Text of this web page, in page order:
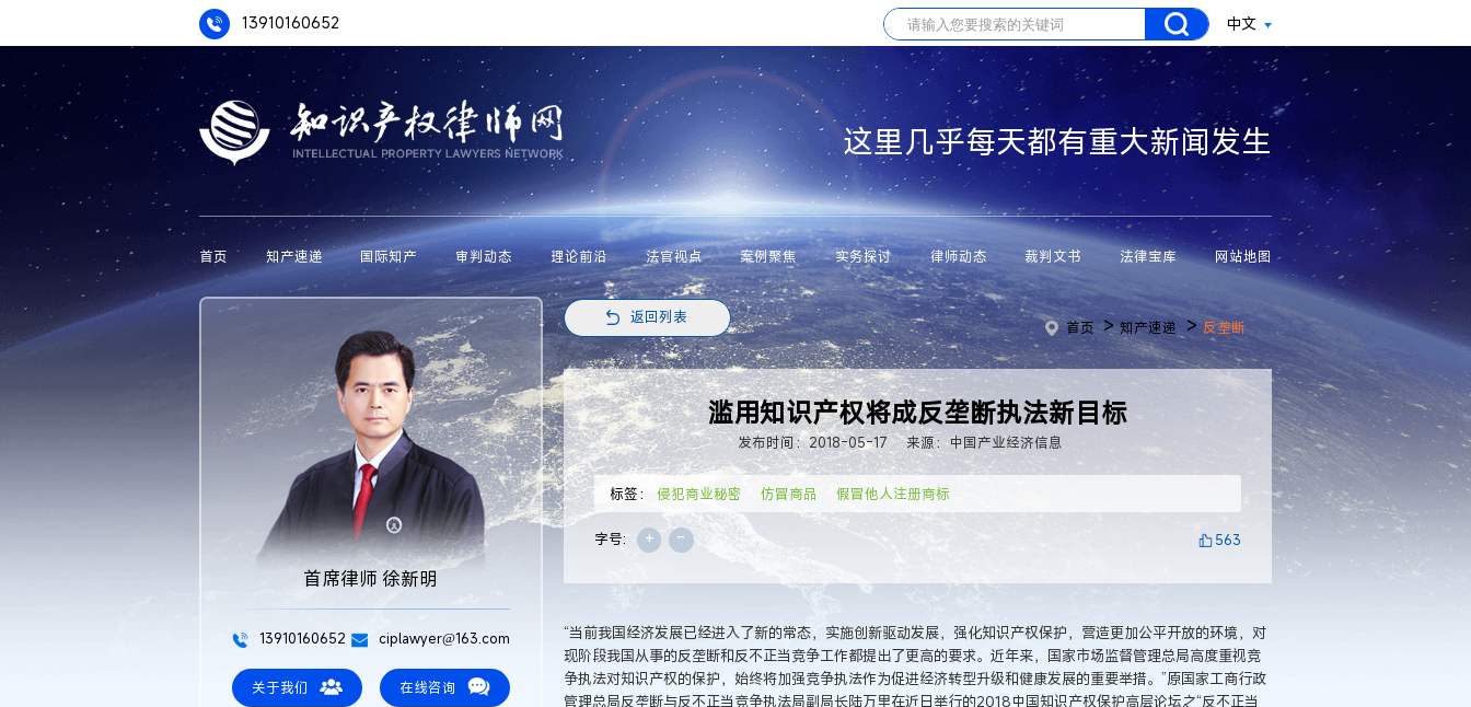
13910160652 中文
这里几乎每天都有重大新闻发生
首页 知产速递 国际知产 审判动态 理论前沿 法官视点 案例聚焦 实务探讨 律师动态 裁判文书 法律宝库 网站地图
首席律师 徐新明
13910160652 ciplawyer@163.com
关于我们 在线咨询
返回列表
首页 >知产速递 >反垄断
滥用知识产权将成反垄断执法新目标
发布时间：2018-05-17 来源：中国产业经济信息
标签： 侵犯商业秘密 仿冒商品 假冒他人注册商标
字号: + - 563
“当前我国经济发展已经进入了新的常态，实施创新驱动发展，强化知识产权保护，营造更加公平开放的环境，对
现阶段我国从事的反垄断和反不正当竞争工作都提出了更高的要求。近年来，国家市场监督管理总局高度重视竞
争执法对知识产权的保护，始终将加强竞争执法作为促进经济转型升级和健康发展的重要举措。”原国家工商行政
管理总局反垄断与反不正当竞争执法局副局长陆万里在近日举行的2018中国知识产权保护高层论坛之“反不正当